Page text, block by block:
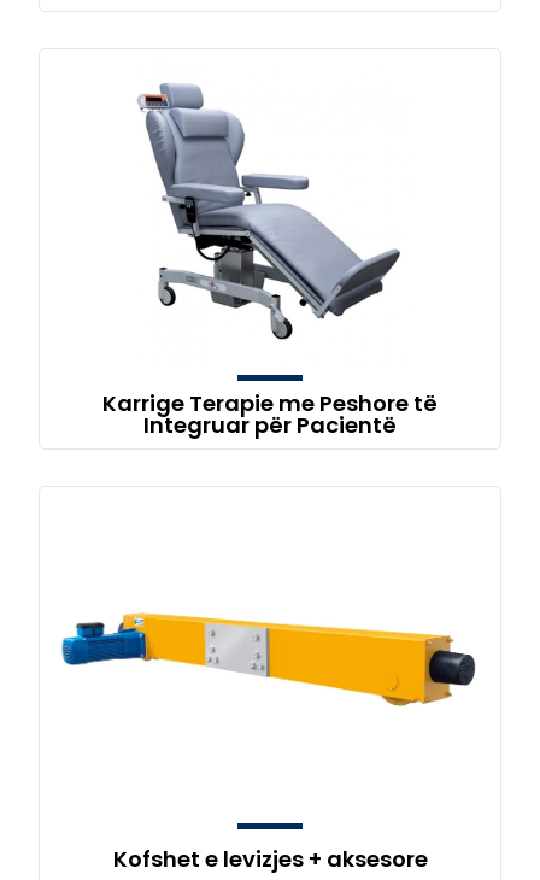
Karrige Terapie me Peshore të
Integruar për Pacientë
Kofshet e levizjes + aksesore